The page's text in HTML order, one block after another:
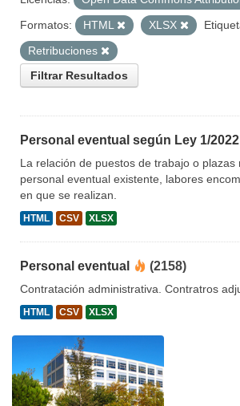
Formatos:
HTML XLSX
Retribuciones
Filtrar Resultados
Personal eventual según Ley 1/2022
La relación de puestos de trabajo o plazas
personal eventual existente, labores
en que se realizan.
HTML CSV XLSX
Personal eventual (2158)
Contratación administrativa. Contratros
HTML CSV XLSX